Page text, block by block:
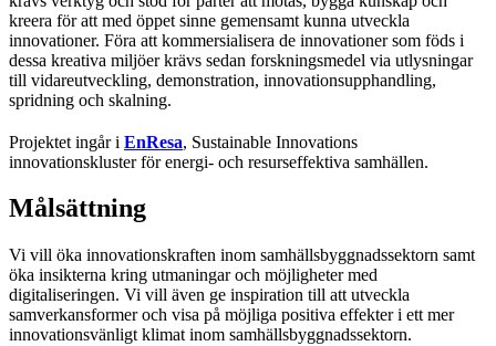
kreera för att med öppet sinne gemensamt kunna utveckla
innovationer. Föra att kommersialisera de innovationer som föds i
dessa kreativa miljöer krävs sedan forskningsmedel via utlysningar
till vidareutveckling, demonstration, innovationsupphandling,
spridning och skalning.
Projektet ingår i EnResa, Sustainable Innovations
innovationskluster för energi- och resurseffektiva samhällen.
Målsättning
Vi vill öka innovationskraften inom samhällsbyggnadssektorn samt
öka insikterna kring utmaningar och möjligheter med
digitaliseringen. Vi vill även ge inspiration till att utveckla
samverkansformer och visa på möjliga positiva effekter i ett mer
innovationsvänligt klimat inom samhällsbyggnadssektorn.